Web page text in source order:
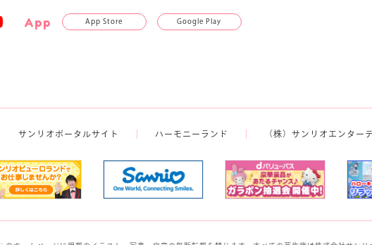
App App Store Google Play
サンリオポータルサイト ハーモニーランド （株）サンリオエンター